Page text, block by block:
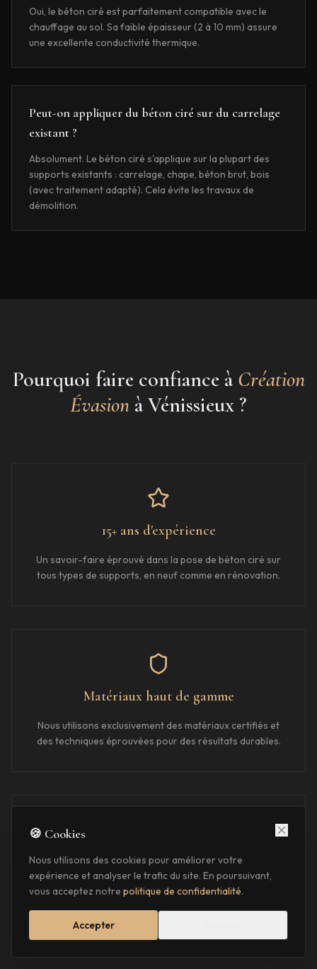
Oui, le béton ciré est parfaitement compatible avec le
chauffage au sol. Sa faible épaisseur (2 à 10 mm) assure
une excellente conductivité thermique.
Peut-on appliquer du béton ciré sur du carrelage
existant ?
Absolument. Le béton ciré s'applique sur la plupart des
supports existants : carrelage, chape, béton brut, bois
(avec traitement adapté). Cela évite les travaux de
démolition.
Pourquoi faire confiance àCréation
Évasion àVénissieux ?
15+ ans d'expérience
Un savoir-faire éprouvé dans la pose de béton ciré sur
tous types de supports, en neuf comme en rénovation.
Matériaux haut de gamme
Nous utilisons exclusivement des matériaux certifiés et
des techniques éprouvées pour des résultats durables.
Proximité
Basés à Veauche, nous intervenons rapidement à
🍪 Cookies
Nous utilisons des cookies pour améliorer votre
expérience et analyser le trafic du site. En poursuivant,
vous acceptez notre politique de confidentialité.
Accepter